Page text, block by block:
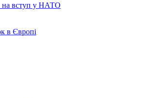
на вступ у НАТО
в Європі